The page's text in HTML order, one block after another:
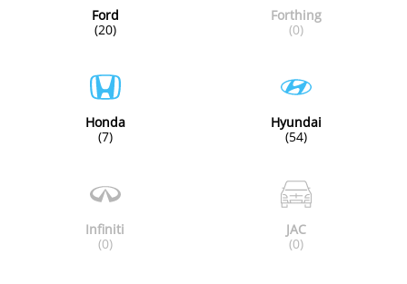
Ford
(20)
Forthing
(0)
Honda
(7)
Hyundai
(54)
Infiniti
(0)
JAC
(0)